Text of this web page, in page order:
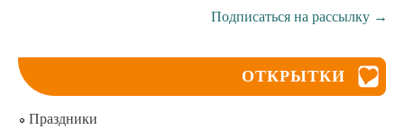
Подписаться на рассылку →
ОТКРЫТКИ
Праздники